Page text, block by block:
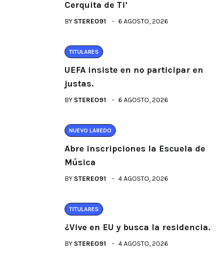
Cerquita de Ti’
BY STEREO91 6 AGOSTO, 2026
TITULARES
UEFA insiste en no participar en
justas.
BY STEREO91 6 AGOSTO, 2026
NUEVO LAREDO
Abre inscripciones la Escuela de
Música
BY STEREO91 4 AGOSTO, 2026
TITULARES
¿Vive en EU y busca la residencia.
BY STEREO91 4 AGOSTO, 2026